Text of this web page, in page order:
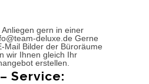
gern in einer
deluxe.de Gerne
Mail Bilder der Büroräume
wir Ihnen gleich Ihr
erstellen.
Service: